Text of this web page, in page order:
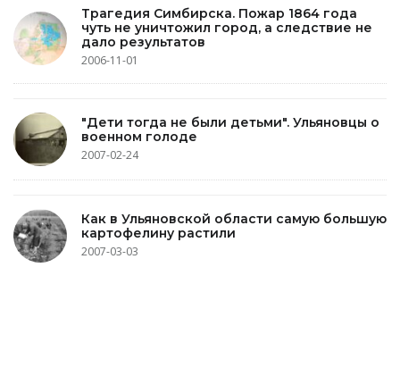
Трагедия Симбирска. Пожар 1864 года
чуть не уничтожил город, а следствие не
дало результатов
2006-11-01
"Дети тогда не были детьми". Ульяновцы о
военном голоде
2007-02-24
Как в Ульяновской области самую большую
картофелину растили
2007-03-03